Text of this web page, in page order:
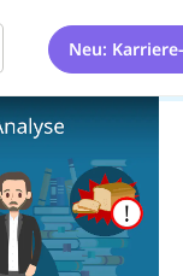
Neu: